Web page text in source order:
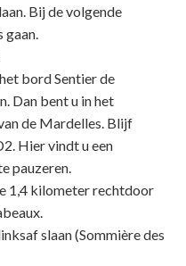
Bij de volgende
gaan.
bord Sentier de
Dan bent u in het
de Mardelles. Blijf
Hier vindt u een
pauzeren.
1,4 kilometer rechtdoor
slaan (Sommière des